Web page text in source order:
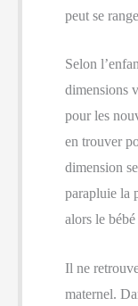
peut se
Selon
dimensions
pour les
en trouver
dimension
parapluie la
alors le bébé
Il ne
maternel.